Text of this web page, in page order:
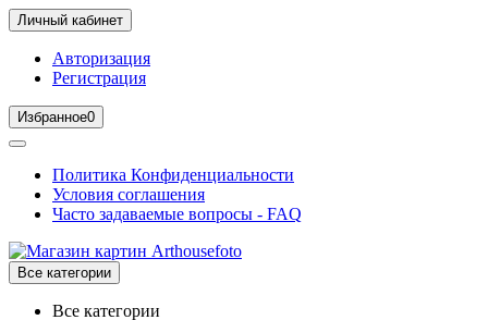
Личный кабинет
Авторизация
Регистрация
Избранное0
Политика Конфиденциальности
Условия соглашения
Часто задаваемые вопросы - FAQ
Все категории
Все категории